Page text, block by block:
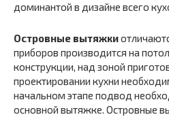
доминантой в дизайне всего
Островные вытяжки
приборов производится на
конструкции, над зоной
проектировании кухни
начальном этапе подвод
основной вытяжке. Островные